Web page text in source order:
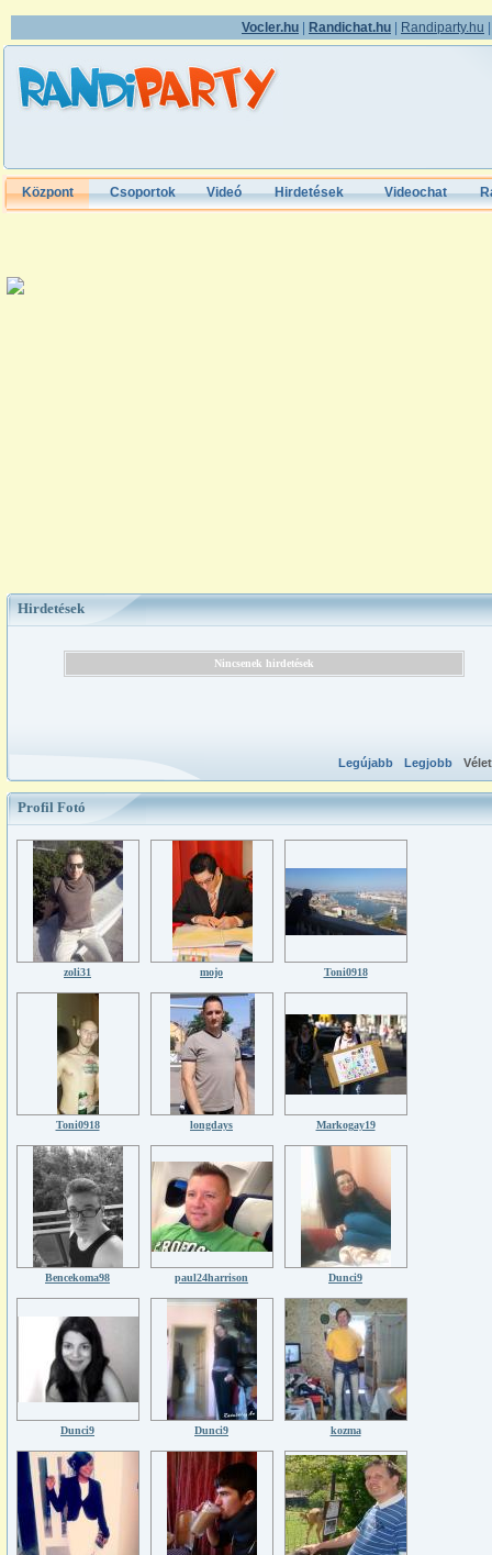
Vocler.hu Randichat.hu Randiparty.hu
Központ Csoportok Videó Hirdetések Videochat
Hirdetések
Nincsenek hirdetések
Legújabb Legjobb
Profil Fotó
zoli31 mojo Toni0918
Toni0918 longdays Markogay19
Bencekoma98 paul24harrison Dunci9
Dunci9 Dunci9 kozma